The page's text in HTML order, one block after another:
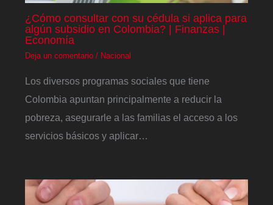
¿Cómo consultar con su cédula si aplica para
algún subsidio en Colombia? | Finanzas |
Economía
Deja un comentario / Nacional
Los diversos programas sociales que tiene
Colombia apuntan principalmente a reducir la
pobreza, asegurarle a las familias el acceso a los
servicios básicos y aplicar…